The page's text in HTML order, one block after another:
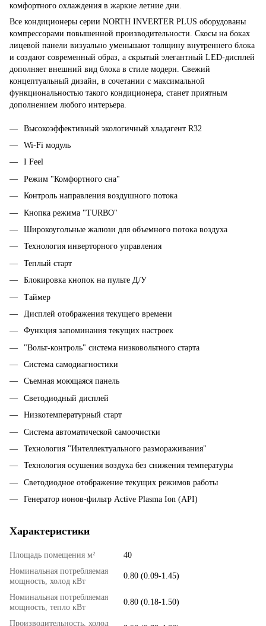
комфортного охлаждения в жаркие летние дни.
Все кондиционеры серии NORTH INVERTER PLUS оборудованы
компрессорами повышенной производительности. Скосы на боках
лицевой панели визуально уменьшают толщину внутреннего блока
и создают современный образ, а скрытый элегантный LED-дисплей
дополняет внешний вид блока в стиле модерн. Свежий
концептуальный дизайн, в сочетании с максимальной
функциональностью такого кондиционера, станет приятным
дополнением любого интерьера.
Высокоэффективный экологичный хладагент R32
Wi-Fi модуль
I Feel
Режим "Комфортного сна"
Контроль направления воздушного потока
Кнопка режима "TURBO"
Широкоугольные жалюзи для объемного потока воздуха
Технология инверторного управления
Теплый старт
Блокировка кнопок на пульте Д/У
Таймер
Дисплей отображения текущего времени
Функция запоминания текущих настроек
"Вольт-контроль" система низковольтного старта
Система самодиагностики
Съемная моющаяся панель
Светодиодный дисплей
Низкотемпературный старт
Система автоматической самоочистки
Технология "Интеллектуального размораживания"
Технология осушения воздуха без снижения температуры
Светодиодное отображение текущих режимов работы
Генератор ионов-фильтр Active Plasma Ion (API)
Характеристики
Площадь помещения м²
40
Номинальная потребляемая
мощность, холод кВт
0.80 (0.09-1.45)
Номинальная потребляемая
мощность, тепло кВт
0.80 (0.18-1.50)
Производительность, холод